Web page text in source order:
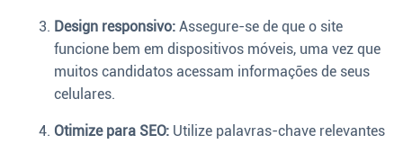
Design responsivo: Assegure-se de que o site
funcione bem em dispositivos móveis, uma vez que
muitos candidatos acessam informações de seus
celulares.
Otimize para SEO: Utilize palavras-chave relevantes